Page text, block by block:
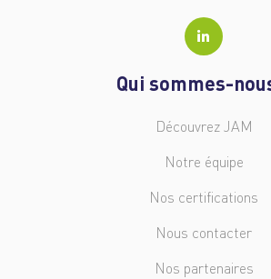
Qui sommes-
Découvrez JAM
Notre équipe
Nos certifications
Nous contacter
Nos partenaires